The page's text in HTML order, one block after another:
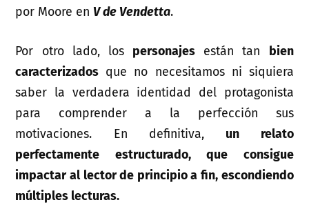
por Moore enV de Vendetta.
Por otro lado, los personajes están tan bien
caracterizados que no necesitamos ni siquiera
saber la verdadera identidad del protagonista
para comprender a la perfección sus
motivaciones. En definitiva, un relato
perfectamente estructurado, que consigue
impactar al lector de principio a fin, escondiendo
múltiples lecturas.